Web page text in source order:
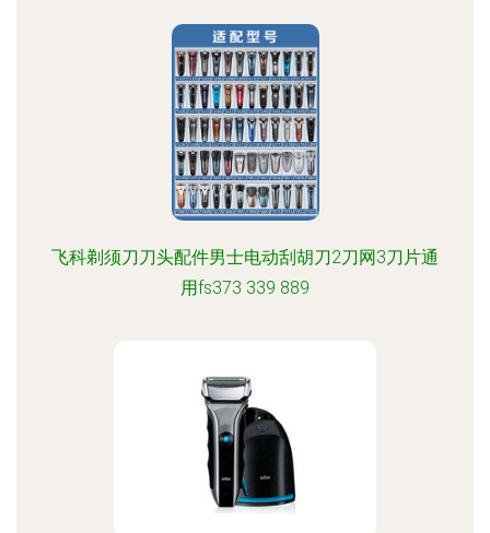
飞科剃须刀刀头配件男士电动刮胡刀2刀网3刀片通
用fs373 339 889